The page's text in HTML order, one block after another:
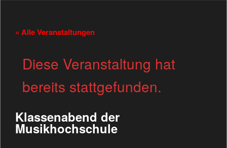
« Alle Veranstaltungen
Diese Veranstaltung hat
bereits stattgefunden.
Klassenabend der
Musikhochschule